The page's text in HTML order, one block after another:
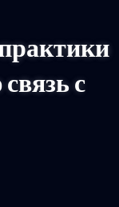
с